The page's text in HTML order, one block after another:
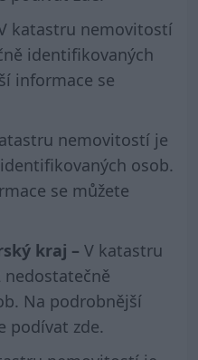
katastru nemovitostí
identifikovaných
informace se
nemovitostí je
osob.
se můžete
kraj – V katastru
Na podrobnější
podívat zde.